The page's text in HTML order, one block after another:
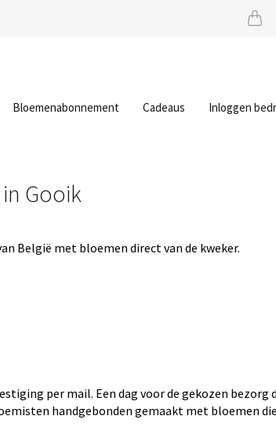
Bloemenabonnement Cadeaus Inloggen
Gooik
België met bloemen direct van de kweker.
per mail. Een dag voor de gekozen bezorg
handgebonden gemaakt met bloemen